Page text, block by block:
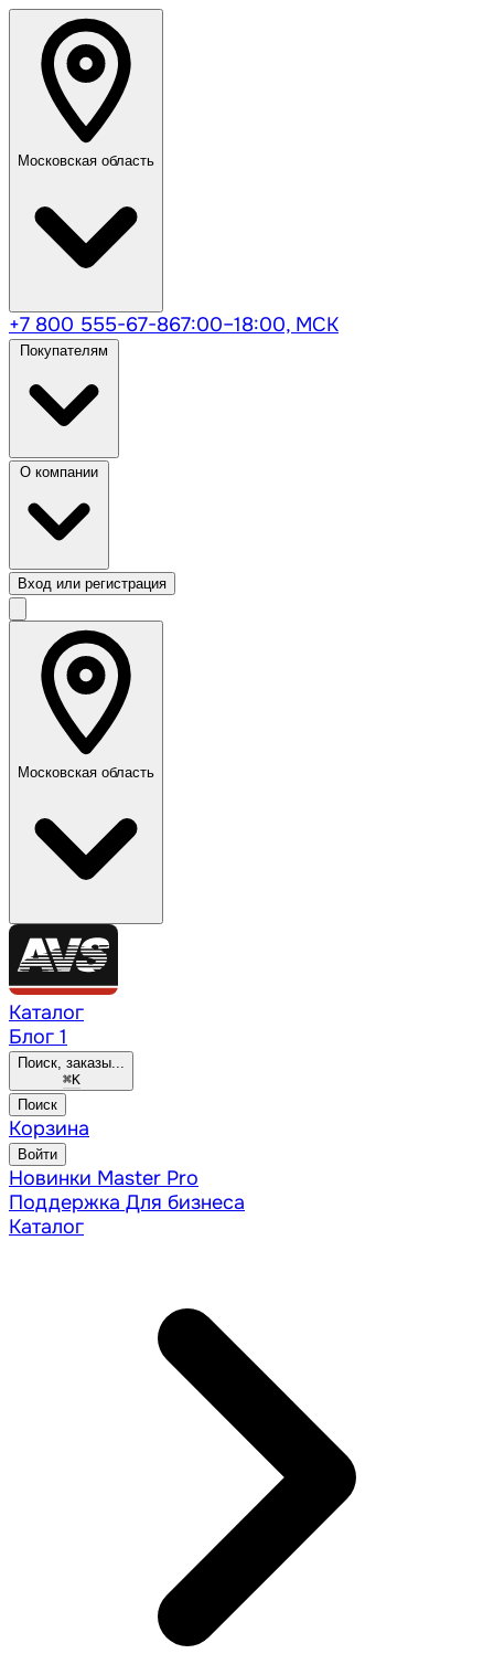
Московская область
+7 800 555-67-867:00–18:00, МСК
Вход или регистрация
Московская область
Каталог
Блог 1
Поиск, заказы...
⌘K
Поиск
Корзина
Войти
Новинки Master Pro
Поддержка Для бизнеса
Каталог